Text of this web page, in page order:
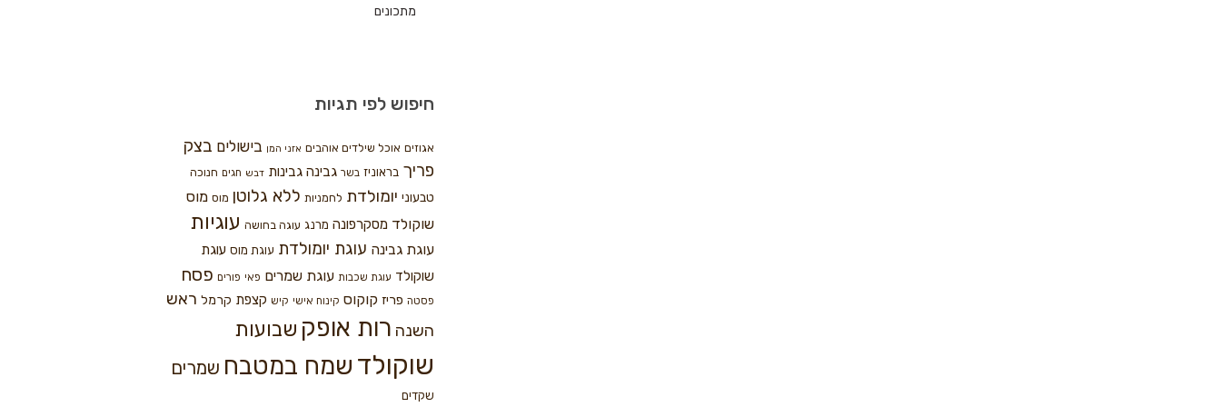
מתכונים
חיפוש לפי תגיות
אגוזים אוכל שילדים אוהבים אזני המן בישולים בצק
פריך בראוניז בשר גבינה גבינות דבש חגים חנוכה
טבעוני יומולדת לחמניות ללא גלוטן מוס מוס
שוקולד מסקרפונה מרנג עוגה בחושה עוגיות
עוגת גבינה עוגת יומולדת עוגת מוס עוגת
שוקולד עוגת שכבות עוגת שמרים פאי פורים פסח
פסטה פריז קוקוס קינוח אישי קיש קצפת קרמל ראש
השנה רות אופק שבועות
שוקולד שמח במטבח שמרים
שקדים